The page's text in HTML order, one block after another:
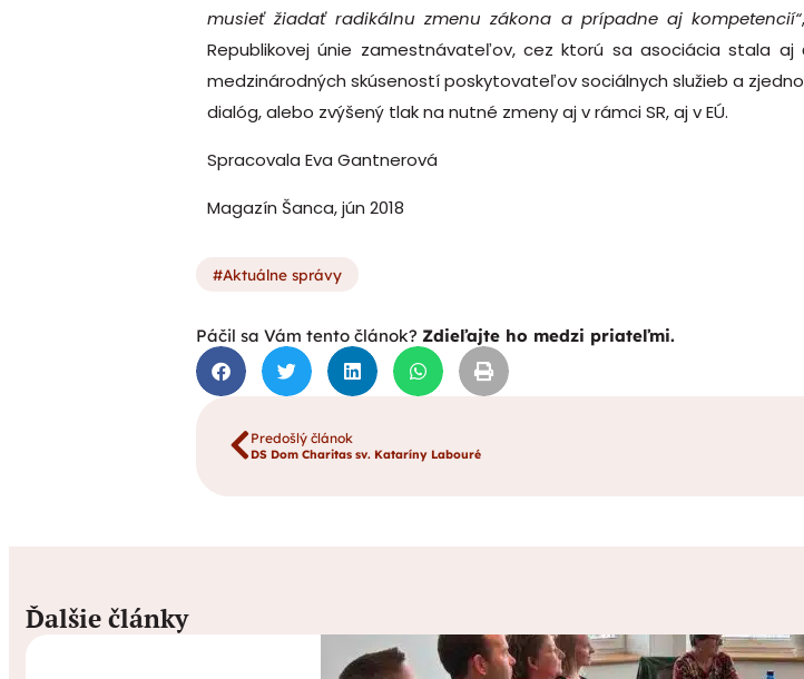
musieť žiadať radikálnu zmenu zákona a prípadne aj kompetencií“
Republikovej únie zamestnávateľov, cez ktorú sa asociácia stala
medzinárodných skúseností poskytovateľov sociálnych služieb a
dialóg, alebo zvýšený tlak na nutné zmeny aj v rámci SR, aj v EÚ.
Spracovala Eva Gantnerová
Magazín Šanca, jún 2018
Aktuálne správy
Páčil sa Vám tento článok? Zdieľajte ho medzi priateľmi.
Predošlý článok
DS Dom Charitas sv. Kataríny Labouré
Ďalšie články